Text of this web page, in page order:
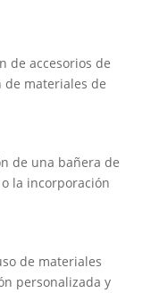
de accesorios de
de materiales de
de una bañera de
la incorporación
de materiales
personalizada y